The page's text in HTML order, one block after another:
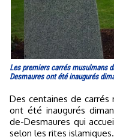
Les premiers carrés musulmans
Desmaures ont été inaugurés
Des centaines de carrés musulmans de la région de Québec
ont été inaugurés
de-Desmaures qui
selon les rites islamiques.